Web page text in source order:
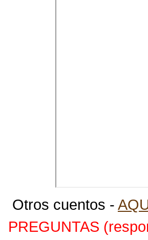
Otros cuentos -
PREGUNTAS